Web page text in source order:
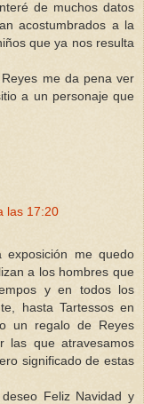
de muchos datos
acostumbrados a la
que ya nos resulta
me da pena ver
a un personaje que
las 17:20
exposición me quedo
a los hombres que
y en todos los
hasta Tartessos en
un regalo de Reyes
las que atravesamos
significado de estas
Feliz Navidad y